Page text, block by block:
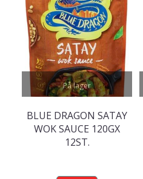
På lager
BLUE DRAGON SATAY
WOK SAUCE 120GX
12ST.